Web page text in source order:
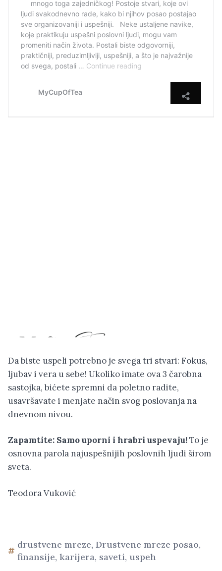
Da biste uspeli potrebno je svega tri stvari: Fokus,
ljubav i vera u sebe! Ukoliko imate ova 3 čarobna
sastojka, bićete spremni da poletno radite,
usavršavate i menjate način svog poslovanja na
dnevnom nivou.
Zapamtite: Samo uporni i hrabri uspevaju!To je
osnovna parola najuspešnijih poslovnih ljudi širom
sveta.
Teodora Vuković
drustvene mreze, Drustvene mreze posao,
finansije, karijera, saveti, uspeh